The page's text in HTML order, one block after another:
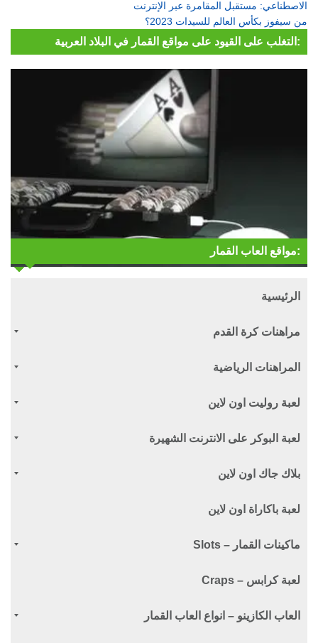
الاصطناعي: مستقبل المقامرة عبر الإنترنت
من سيفوز بكأس العالم للسيدات 2023؟
التغلب على القيود على مواقع القمار في البلاد العربية:
مواقع العاب القمار:
الرئيسية
مراهنات كرة القدم
المراهنات الرياضية
لعبة روليت اون لاين
لعبة البوكر على الانترنت الشهيرة
بلاك جاك اون لاين
لعبة باكاراة اون لاين
ماكينات القمار – Slots
لعبة كرابس – Craps
العاب الكازينو – انواع العاب القمار